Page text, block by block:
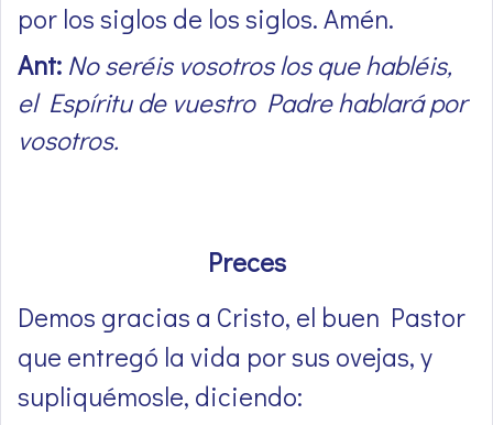
por los siglos de los siglos. Amén.
Ant: No seréis vosotros los que habléis,
el Espíritu de vuestro Padre hablará por
vosotros.
Preces
Demos gracias a Cristo, el buen Pastor
que entregó la vida por sus ovejas, y
supliquémosle, diciendo: